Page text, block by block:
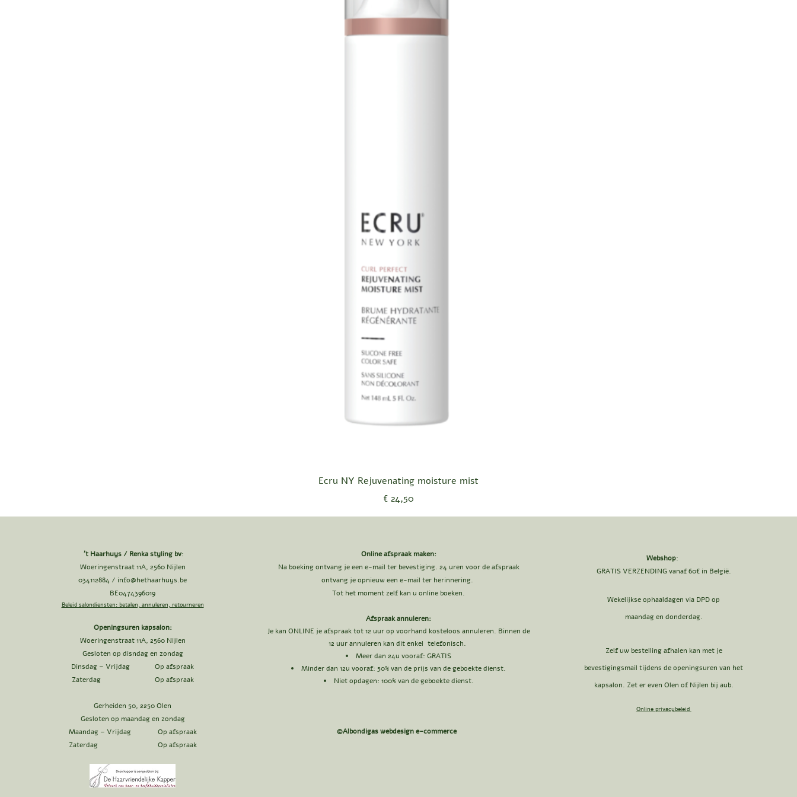
Snel overzicht
Ecru NY Rejuvenating moisture mist
Prijs
€ 24,50
't Haarhuys / Renka styling bv:
Woeringenstraat 11A, 2560 Nijlen
034112884 / info@hethaarhuys.be
BE0474396019
Beleid salondiensten: betalen, annuleren, retourneren
Openingsuren kapsalon:
Woeringenstraat 11A, 2560 Nijlen
Gesloten op disndag en zondag
Dinsdag – Vrijdag Op afspraak
Zaterdag Op afspraak
Gerheiden 50, 2250 Olen
Gesloten op maandag en zondag
Maandag – Vrijdag Op afspraak
Zaterdag Op afspraak
Online afspraak maken:
Na boeking ontvang je een e-mail ter bevestiging. 24 uren voor de afspraak
ontvang je opnieuw een e-mail ter herinnering.
Tot het moment zelf kan u online boeken.
Afspraak annuleren:
Je kan ONLINE je afspraak tot 12 uur op voorhand kosteloos annuleren. Binnen de
12 uur annuleren kan dit enkel telefonisch.
Meer dan 24u vooraf: GRATIS​
Minder dan 12u vooraf: 50% van de prijs van de geboekte dienst.
Niet opdagen: 100% van de geboekte dienst.
©Albondigas webdesign e-commerce
Webshop:
GRATIS VERZENDING vanaf 60€ in België.
Wekelijkse ophaaldagen via DPD op
maandag en donderdag.
Zelf uw bestelling afhalen kan met je
bevestigingsmail tijdens de openingsuren van het
kapsalon. Zet er even Olen of Nijlen bij aub.
Online privacybeleid